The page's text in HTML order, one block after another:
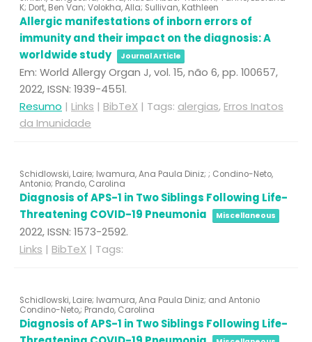
K; Dort, Ben Van; Volokha, Alla; Sullivan, Kathleen
Allergic manifestations of inborn errors of
immunity and their impact on the diagnosis: A
worldwide study
Journal Article
Em: World Allergy Organ J,vol. 15,não 6,pp. 100657,
2022,ISSN: 1939-4551.
Resumo | Links | BibTeX | Tags: alergias,Erros Inatos
da Imunidade
Schidlowski, Laire; Iwamura, Ana Paula Diniz; ; Condino-Neto,
Antonio; Prando, Carolina
Diagnosis of APS-1 in Two Siblings Following Life-
Threatening COVID-19 Pneumonia
Miscellaneous
2022,ISSN: 1573-2592.
Links | BibTeX | Tags:
Schidlowski, Laire; Iwamura, Ana Paula Diniz; and Antonio
Condino-Neto,; Prando, Carolina
Diagnosis of APS-1 in Two Siblings Following Life-